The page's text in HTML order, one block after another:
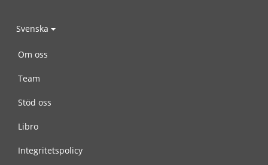
Svenska
Om oss
Team
Stöd oss
Libro
Integritetspolicy